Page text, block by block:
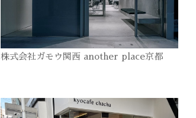
株式会社ガモウ関西 another place京都